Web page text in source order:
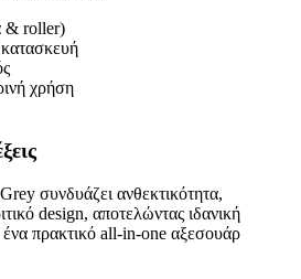
& roller)
χρήση
συνδυάζει ανθεκτικότητα,
design, αποτελώντας ιδανική
ένα πρακτικό all-in-one αξεσουάρ